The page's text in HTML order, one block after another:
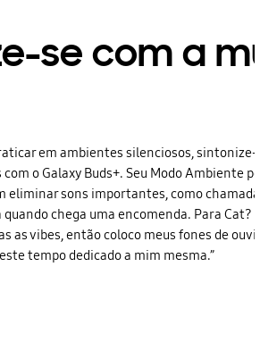
se com a
em ambientes silenciosos,
o Galaxy Buds+. Seu Modo Ambiente
eliminar sons importantes, como
chega uma encomenda. Para Cat?
as vibes, então coloco meus fones de
tempo dedicado a mim mesma.”